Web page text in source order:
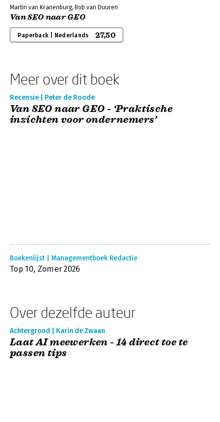
Martin van Kranenburg, Bob van Duuren
Van SEO naar GEO
Paperback | Nederlands 27,50
Meer over dit boek
Recensie | Peter de Roode
Van SEO naar GEO - ‘Praktische
inzichten voor ondernemers’
Boekenlijst | Managementboek Redactie
Top 10, Zomer 2026
Over dezelfde auteur
Achtergrond | Karin de Zwaan
Laat AI meewerken - 14 direct toe te
passen tips